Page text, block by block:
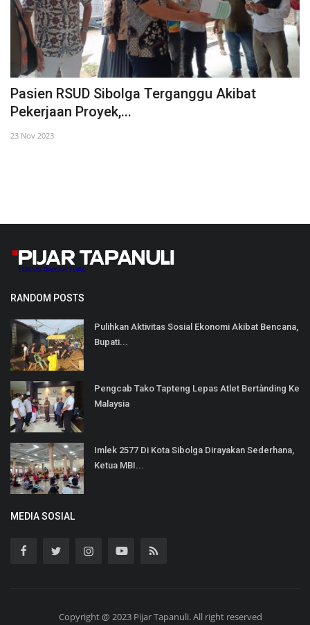
Pasien RSUD Sibolga Terganggu Akibat
Pekerjaan Proyek,...
23 Nov 2023
RANDOM POSTS
Pulihkan Aktivitas Sosial Ekonomi Akibat Bencana,
Bupati...
Pengcab Tako Tapteng Lepas Atlet Bertànding Ke
Malaysia
Imlek 2577 Di Kota Sibolga Dirayakan Sederhana,
Ketua MBI...
MEDIA SOSIAL
Copyright @ 2023 Pijar Tapanuli. All right reserved